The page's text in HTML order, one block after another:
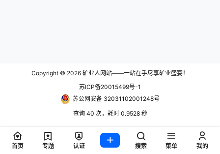
Copyright © 2026 矿业人网站——一站在手尽享矿业盛宴！
苏ICP备20015499号-1
苏公网安备 32031102001248号
查询 40 次，耗时 0.9528 秒
首页 专题 认证 搜索 菜单 我的